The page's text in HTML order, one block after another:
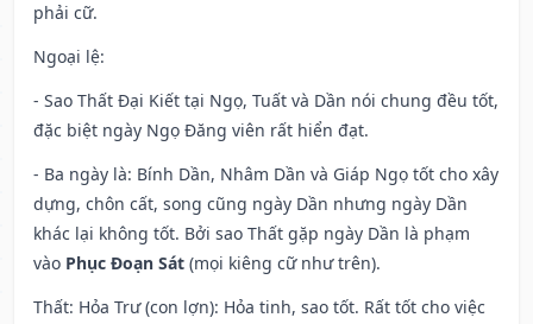
phải cữ.
Ngoại lệ:
- Sao Thất Đại Kiết tại Ngọ, Tuất và Dần nói chung đều tốt,
đặc biệt ngày Ngọ Đăng viên rất hiển đạt.
- Ba ngày là: Bính Dần, Nhâm Dần và Giáp Ngọ tốt cho xây
dựng, chôn cất, song cũng ngày Dần nhưng ngày Dần
khác lại không tốt. Bởi sao Thất gặp ngày Dần là phạm
vào Phục Đoạn Sát (mọi kiêng cữ như trên).
Thất: Hỏa Trư (con lợn): Hỏa tinh, sao tốt. Rất tốt cho việc